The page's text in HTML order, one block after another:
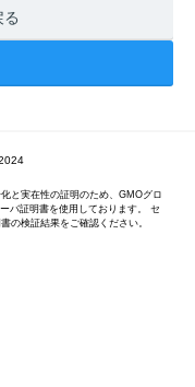
と実在性の証明のため、GMOグロ
バ証明書を使用しております。 セ
の検証結果をご確認ください。